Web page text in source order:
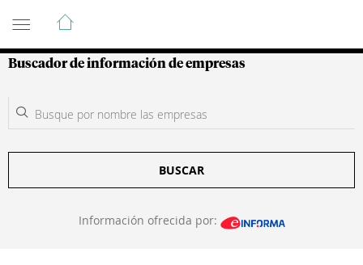
Guía de Empresas Colombianas
Buscador de información de empresas
BUSCAR
Información ofrecida por: